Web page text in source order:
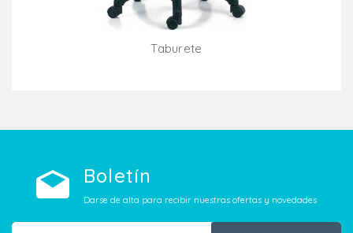
Taburete
Boletín
Darse de alta para recibir nuestras ofertas y novedades